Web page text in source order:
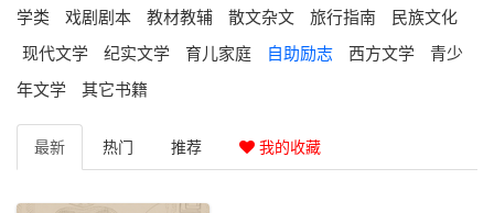
学类
戏剧剧本 教材教辅 散文杂文 旅行指南
民族文化
现代文学
纪实文学 育儿家庭 自助励志 西方文学
青少
年文学
其它书籍
最新 热门 推荐 我的收藏